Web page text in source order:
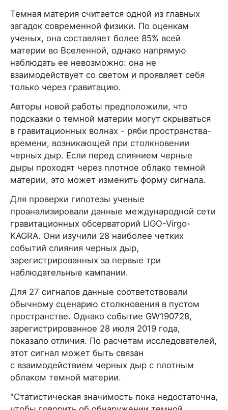
Темная материя считается одной из главных
загадок современной физики. По оценкам
ученых, она составляет более 85% всей
материи во Вселенной, однако напрямую
наблюдать ее невозможно: она не
взаимодействует со светом и проявляет себя
только через гравитацию.
Авторы новой работы предположили, что
подсказки о темной материи могут скрываться
в гравитационных волнах - ряби пространства-
времени, возникающей при столкновении
черных дыр. Если перед слиянием черные
дыры проходят через плотное облако темной
материи, это может изменить форму сигнала.
Для проверки гипотезы ученые
проанализировали данные международной сети
гравитационных обсерваторий LIGO-Virgo-
KAGRA. Они изучили 28 наиболее четких
событий слияния черных дыр,
зарегистрированных за первые три
наблюдательные кампании.
Для 27 сигналов данные соответствовали
обычному сценарию столкновения в пустом
пространстве. Однако событие GW190728,
зарегистрированное 28 июля 2019 года,
показало отличия. По расчетам исследователей,
этот сигнал может быть связан
с взаимодействием черных дыр с плотным
облаком темной материи.
"Статистическая значимость пока недостаточна,